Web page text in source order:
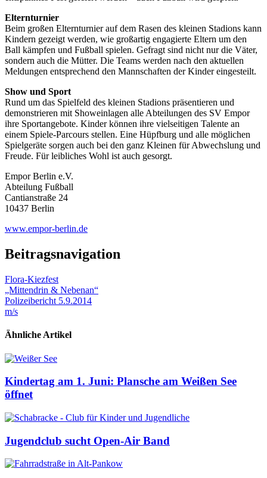
Elternturnier
Beim großen Elternturnier auf dem Rasen des kleinen Stadions kann
Kindern gezeigt werden, wie großartig engagierte Eltern um den
Ball kämpfen und Fußball spielen. Gefragt sind nicht nur die Väter,
sondern auch die Mütter. Die Teams werden nach den aktuellen
Meldungen entsprechend den Mannschaften der Kinder eingesteilt.
Show und Sport
Rund um das Spielfeld des kleinen Stadions präsentieren und
demonstrieren mit Showeinlagen alle Abteilungen des SV Empor
ihre Sportangebote. Kinder können ihre vielseitigen Talente an
einem Spiele-Parcours stellen. Eine Hüpfburg und alle möglichen
Spielgeräte sorgen auch bei den ganz Kleinen für Abwechslung und
Freude. Für leibliches Wohl ist auch gesorgt.
Empor Berlin e.V.
Abteilung Fußball
Cantianstraße 24
10437 Berlin
www.empor-berlin.de
Beitragsnavigation
Flora-Kiezfest
„Mittendrin & Nebenan“
Polizeibericht 5.9.2014
m/s
Ähnliche Artikel
Kindertag am 1. Juni: Plansche am Weißen See
öffnet
Jugendclub sucht Open-Air Band